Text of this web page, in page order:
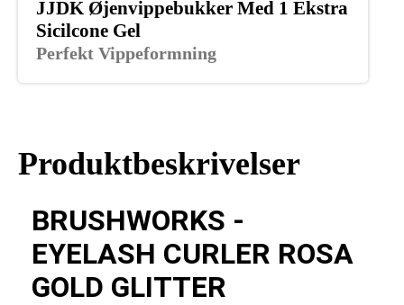
Perfekt Vippeformning
JJDK Øjenvippebukker Med 1 Ekstra
Sicilcone Gel
Produktbeskrivelser
BRUSHWORKS -
EYELASH CURLER ROSA
GOLD GLITTER